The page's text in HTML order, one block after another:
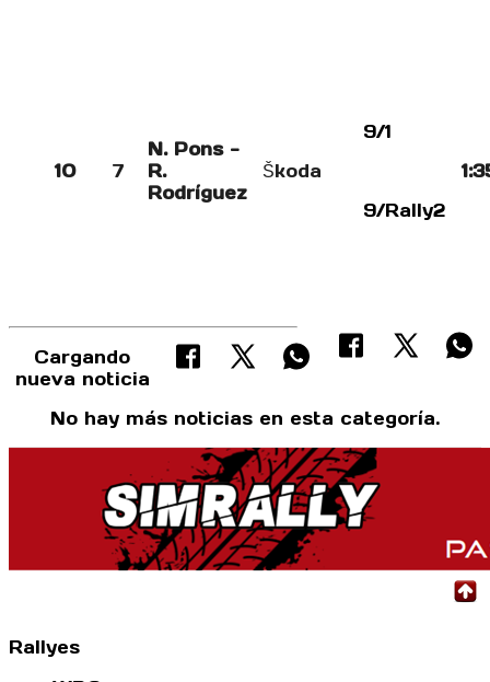
10 7
N. Pons -
R.
Rodríguez
Škoda
9/1
9/Rally2
Cargando
nueva noticia
No hay más noticias en esta categoría.
Rallyes